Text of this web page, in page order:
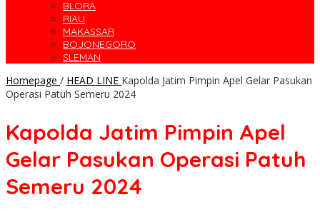
BLORA
RIAU
MAKASSAR
BOJONEGORO
SLEMAN
Homepage / HEAD LINE Kapolda Jatim Pimpin Apel Gelar Pasukan
Operasi Patuh Semeru 2024
Kapolda Jatim Pimpin Apel
Gelar Pasukan Operasi Patuh
Semeru 2024